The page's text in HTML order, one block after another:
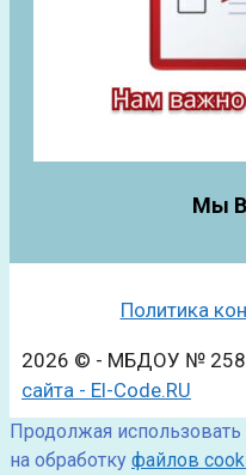
Мы
Политика
2026 © - МБДОУ №
сайта - El-Code.RU
Продолжая
на обработку файлов